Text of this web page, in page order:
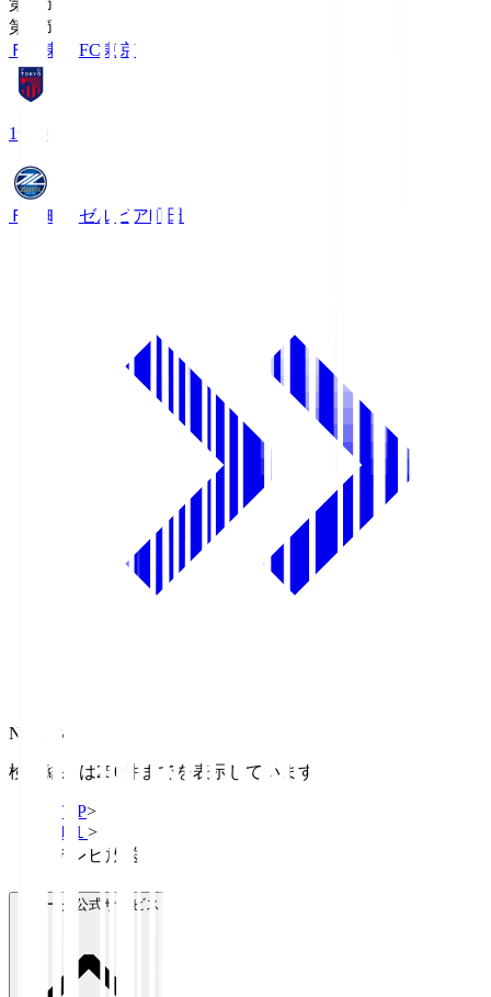
第1節
第1節
ＦＣ東京 FC東京
19:00
ＦＣ町田ゼルビア町田
NHK BS
検索結果は250件までを表示しています
TOP>
Ｊ１ >
テレビ放送
Ｊリーグ公式サービス